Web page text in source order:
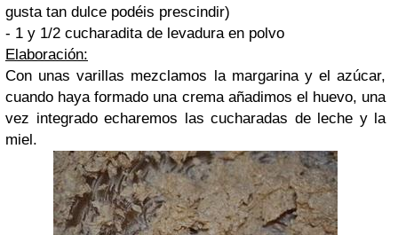
gusta tan dulce podéis prescindir)
- 1 y 1/2 cucharadita de levadura en polvo
Elaboración:
Con unas varillas mezclamos la margarina y el azúcar,
cuando haya formado una crema añadimos el huevo, una
vez integrado echaremos las cucharadas de leche y la
miel.